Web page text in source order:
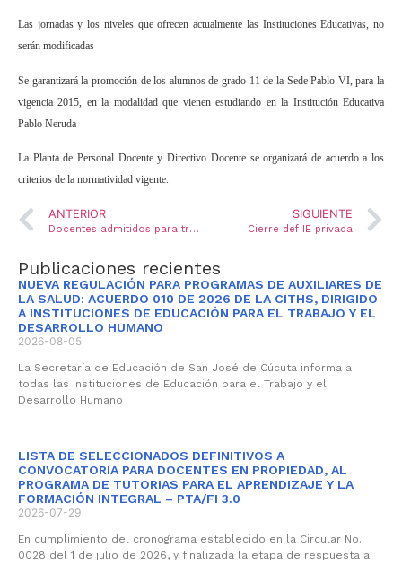
Las jornadas y los niveles que ofrecen actualmente las Instituciones Educativas, no
serán modificadas
Se garantizará la promoción de los alumnos de grado 11de la Sede Pablo VI,para la
vigencia 2015, en la modalidad que vienen estudiando en la Institución Educativa
Pablo Neruda
La Planta de Personal Docente y Directivo Docente se organizará de acuerdo a los
criterios de la normatividad vigente.
ANTERIOR
Docentes admitidos para traslados
SIGUIENTE
Cierre def IE privada
Publicaciones recientes
NUEVA REGULACIÓN PARA PROGRAMAS DE AUXILIARES DE
LA SALUD: ACUERDO 010 DE 2026 DE LA CITHS, DIRIGIDO
A INSTITUCIONES DE EDUCACIÓN PARA EL TRABAJO Y EL
DESARROLLO HUMANO
2026-08-05
La Secretaría de Educación de San José de Cúcuta informa a
todas las Instituciones de Educación para el Trabajo y el
Desarrollo Humano
LISTA DE SELECCIONADOS DEFINITIVOS A
CONVOCATORIA PARA DOCENTES EN PROPIEDAD, AL
PROGRAMA DE TUTORIAS PARA EL APRENDIZAJE Y LA
FORMACIÓN INTEGRAL – PTA/FI 3.0
2026-07-29
En cumplimiento del cronograma establecido en la Circular No.
0028 del 1 de julio de 2026, y finalizada la etapa de respuesta a